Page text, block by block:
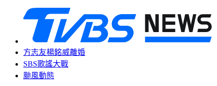
方志友楊銘威離婚
SBS歌謠大戰
颱風動態